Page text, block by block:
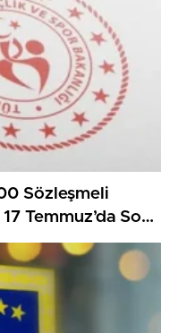
Sözleşmeli
Temmuz’da Sona